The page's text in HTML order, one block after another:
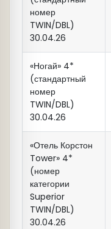
18:00
время.
С
20:30
За доп.
наборе
номер
TWIN/DBL)
30.04.26
«Ногай» 4*
(стандартный
номер
TWIN/DBL)
30.04.26
«Отель Корстон
Tower» 4*
(номер
категории
Superior
TWIN/DBL)
30.04.26